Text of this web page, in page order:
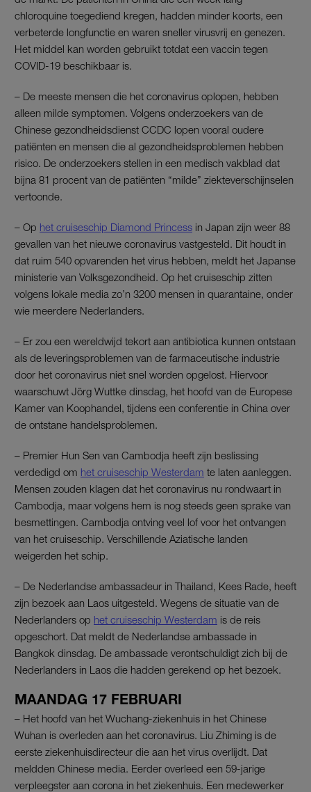
chloroquine toegediend kregen, hadden minder koorts, een
verbeterde longfunctie en waren sneller virusvrij en genezen.
Het middel kan worden gebruikt totdat een vaccin tegen
COVID-19 beschikbaar is.
– De meeste mensen die het coronavirus oplopen, hebben
alleen milde symptomen. Volgens onderzoekers van de
Chinese gezondheidsdienst CCDC lopen vooral oudere
patiënten en mensen die al gezondheidsproblemen hebben
risico. De onderzoekers stellen in een medisch vakblad dat
bijna 81 procent van de patiënten “milde” ziekteverschijnselen
vertoonde.
– Op het cruiseschip Diamond Princess in Japan zijn weer 88
gevallen van het nieuwe coronavirus vastgesteld. Dit houdt in
dat ruim 540 opvarenden het virus hebben, meldt het Japanse
ministerie van Volksgezondheid. Op het cruiseschip zitten
volgens lokale media zo’n 3200 mensen in quarantaine, onder
wie meerdere Nederlanders.
– Er zou een wereldwijd tekort aan antibiotica kunnen ontstaan
als de leveringsproblemen van de farmaceutische industrie
door het coronavirus niet snel worden opgelost. Hiervoor
waarschuwt Jörg Wuttke dinsdag, het hoofd van de Europese
Kamer van Koophandel, tijdens een conferentie in China over
de ontstane handelsproblemen.
– Premier Hun Sen van Cambodja heeft zijn beslissing
verdedigd om het cruiseschip Westerdam te laten aanleggen.
Mensen zouden klagen dat het coronavirus nu rondwaart in
Cambodja, maar volgens hem is nog steeds geen sprake van
besmettingen. Cambodja ontving veel lof voor het ontvangen
van het cruiseschip. Verschillende Aziatische landen
weigerden het schip.
– De Nederlandse ambassadeur in Thailand, Kees Rade, heeft
zijn bezoek aan Laos uitgesteld. Wegens de situatie van de
Nederlanders op het cruiseschip Westerdam is de reis
opgeschort. Dat meldt de Nederlandse ambassade in
Bangkok dinsdag. De ambassade verontschuldigt zich bij de
Nederlanders in Laos die hadden gerekend op het bezoek.
MAANDAG 17 FEBRUARI
– Het hoofd van het Wuchang-ziekenhuis in het Chinese
Wuhan is overleden aan het coronavirus. Liu Zhiming is de
eerste ziekenhuisdirecteur die aan het virus overlijdt. Dat
meldden Chinese media. Eerder overleed een 59-jarige
verpleegster aan corona in het ziekenhuis. Een medewerker